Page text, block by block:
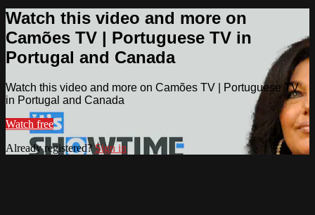
Watch this video and more on
Camões TV | Portuguese TV in
Portugal and Canada
Watch this video and more on Camões TV | Portuguese TV
in Portugal and Canada
Watch free
Already registered?Sign in